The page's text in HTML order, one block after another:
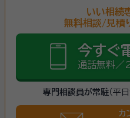
財産が基礎控除額を超えていた場合
まずは相談しましょう。
いい相続
無料相談/見積
今すぐ
通話無料／
専門相談員が常駐（平
カ